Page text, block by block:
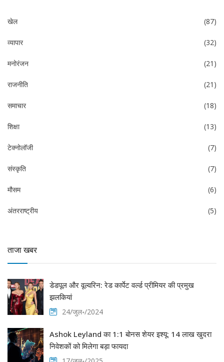
खेल (87)
व्यापार (32)
मनोरंजन (21)
राजनीति (21)
समाचार (18)
शिक्षा (13)
टेक्नोलॉजी (7)
संस्कृति (7)
मौसम (6)
अंतरराष्ट्रीय (5)
ताजा खबर
डेडपूल और वूल्वरिन: रेड कार्पेट वर्ल्ड प्रीमियर की प्रमुख
झलकियां
24/जुल॰/2024
Ashok Leyland का 1:1 बोनस शेयर इश्यू: 14 लाख खुदरा
निवेशकों को मिलेगा बड़ा फायदा